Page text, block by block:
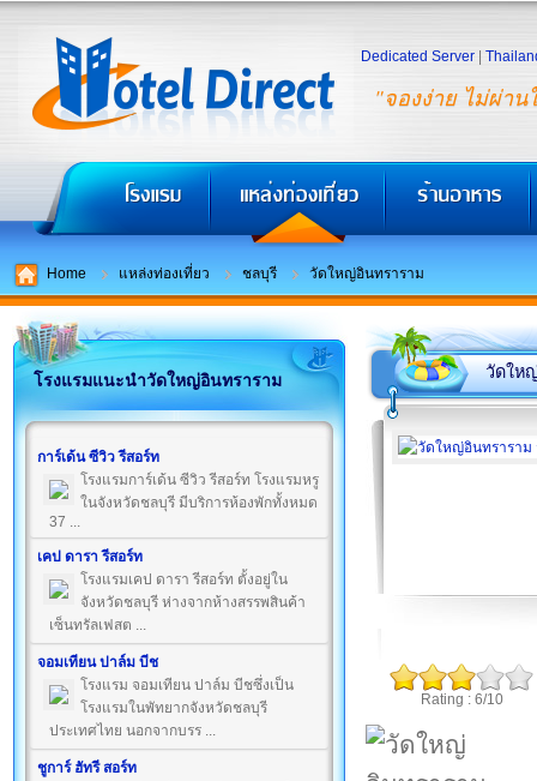
"จองง่าย ไม่ผ่าน
Dedicated Server
Home แหล่งท่องเที่ยว ชลบุรี วัดใหญ่อินทราราม
โรงแรมแนะนำวัดใหญ่อินทราราม
การ์เด้น ซีวิว รีสอร์ท
โรงแรมการ์เด้น ซีวิว รีสอร์ท โรงแรมหรู
ในจังหวัดชลบุรี มีบริการห้องพักทั้งหมด
37 ...
เคป ดารา รีสอร์ท
โรงแรมเคป ดารา รีสอร์ท ตั้งอยู่ใน
จังหวัดชลบุรี ห่างจากห้างสรรพสินค้า
เซ็นทรัลเฟสต ...
จอมเทียน ปาล์ม บีช
โรงแรม จอมเทียน ปาล์ม บีชซึ่งเป็น
โรงแรมในพัทยากจังหวัดชลบุรี
ประเทศไทย นอกจากบรร ...
ชูการ์ ฮัทรี สอร์ท
วัดให
Rating : 6/10